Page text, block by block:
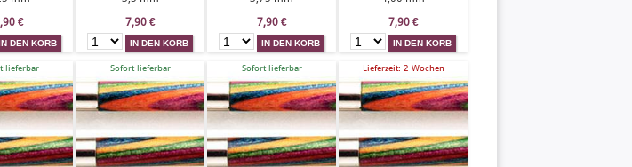
€
7,90 €
7,90 €
7,90 €
lieferbar Sofort lieferbar Sofort lieferbar Lieferzeit: 2 Wochen